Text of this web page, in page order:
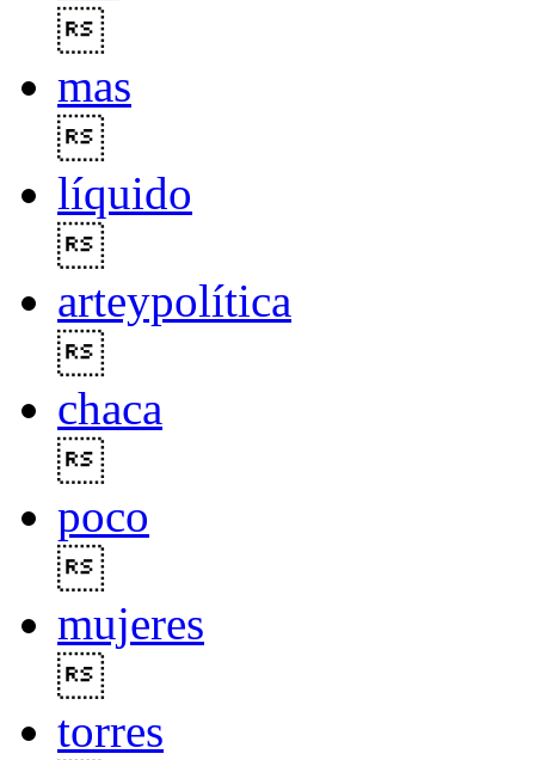
mas
líquido
arteypolítica
chaca
poco
mujeres
torres